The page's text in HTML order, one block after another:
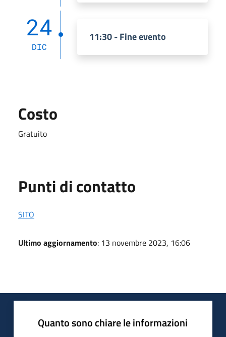
24
DIC
11:30 - Fine evento
Costo
Gratuito
Punti di contatto
SITO
Ultimo aggiornamento: 13 novembre 2023, 16:06
Quanto sono chiare le informazioni